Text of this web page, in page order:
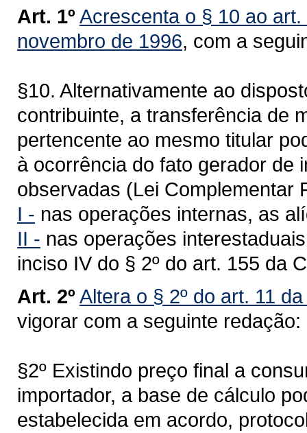
Art. 1º Acrescenta o § 10 ao art.
novembro de 1996, com a
§10. Alternativamente ao
contribuinte, a transferência de
pertencente ao mesmo titular
à ocorrência do fato gerador de
observadas (Lei Complementar
I - nas operações internas, as
II - nas operações
inciso IV do § 2º do art. 155 da
Art. 2º Altera o § 2º do art. 11
vigorar com a seguinte redação:
§2º Existindo preço final a
importador, a base de cálculo
estabelecida em acordo,